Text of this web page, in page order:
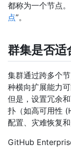
都称为一个节点
点”。
群集是否适
集群通过跨多个
种横向扩展能力
但是，设置冗余
扑（如高可用性
配置、灾难恢复和
GitHub